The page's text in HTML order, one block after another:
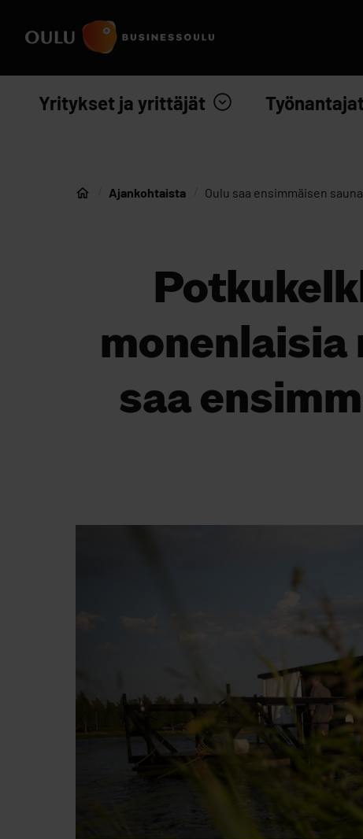
Yritykset ja yrittäjät Työnantajat
Etusivu
Ajankohtaista Oulu saa ensimmäisen
monenlaisia
saa